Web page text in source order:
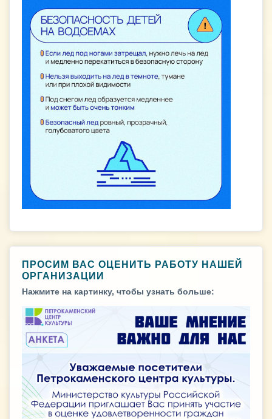
ПРОСИМ ВАС ОЦЕНИТЬ РАБОТУ НАШЕЙ
ОРГАНИЗАЦИИ
Нажмите на картинку, чтобы узнать больше: